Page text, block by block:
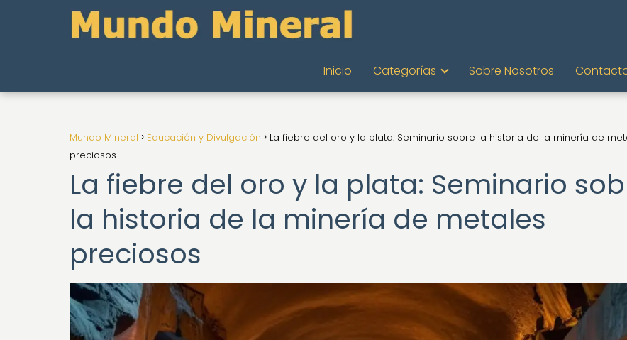
Inicio Categorías Sobre Nosotros
Mundo Mineral Educación y Divulgación
La fiebre del oro y la plata: Seminario sobre la historia de la minería de
preciosos
La fiebre del oro y la plata: Seminario
la historia de la minería de metales
preciosos